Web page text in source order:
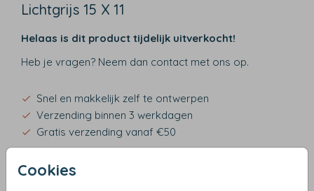
Cookies
Lichtgrijs 15 X 11
Helaas is dit product tijdelijk uitverkocht!
Heb je vragen? Neem dan contact met ons op.
Snel en makkelijk zelf te ontwerpen
Verzending binnen 3 werkdagen
Gratis verzending vanaf €50